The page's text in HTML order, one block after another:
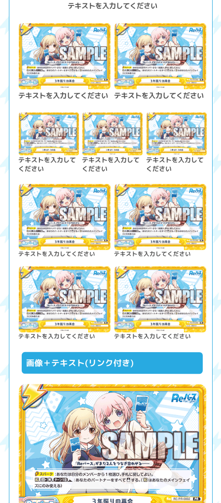
テキストを入力してください
テキストを入力してください テキストを入力してください
テキストを入力して
ください
テキストを入力して
ください
テキストを入力して
ください
テキストを入力してください テキストを入力してください
テキストを入力してください テキストを入力してください
画像＋テキスト(リンク付き)